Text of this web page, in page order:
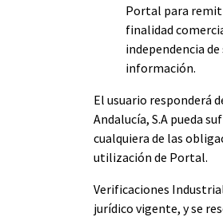
Portal para
finalidad
independencia
información.
El usuario responderá
Andalucía, S.A pueda
cualquiera de las
utilización de Portal.
Verificaciones
jurídico vigente, y se